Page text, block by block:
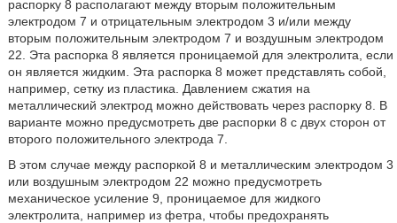
распорку 8 располагают между вторым положительным
электродом 7 и отрицательным электродом 3 и/или между
вторым положительным электродом 7 и воздушным электродом
22. Эта распорка 8 является проницаемой для электролита, если
он является жидким. Эта распорка 8 может представлять собой,
например, сетку из пластика. Давлением сжатия на
металлический электрод можно действовать через распорку 8. В
варианте можно предусмотреть две распорки 8 с двух сторон от
второго положительного электрода 7.
В этом случае между распоркой 8 и металлическим электродом 3
или воздушным электродом 22 можно предусмотреть
механическое усиление 9, проницаемое для жидкого
электролита, например из фетра, чтобы предохранять